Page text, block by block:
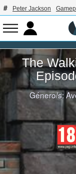
Peter Jackson
The
Género/s: